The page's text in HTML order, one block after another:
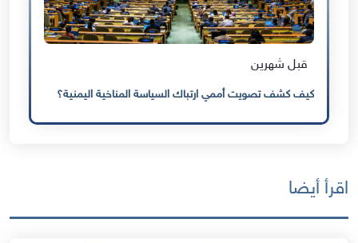
قبل شهرين
كيف كشف تصويت أممي ارتباك السياسة المناخية اليمنية؟
اقرأ أيضا